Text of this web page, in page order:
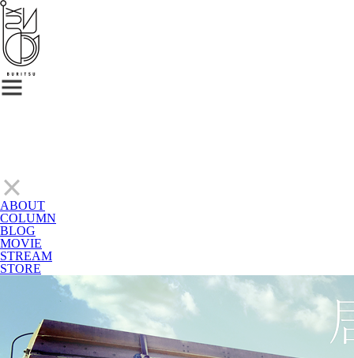
ABOUT
COLUMN
BLOG
MOVIE
STREAM
STORE